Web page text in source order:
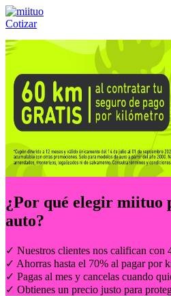
Cotizar
Llámanos al:(55) 84-21-05-00 ó
¿Por qué elegir miituo
auto?
✓ Nuestros clientes nos califican con
✓ Ahorras hasta el 70% al pagar por
✓ Pagas al mes y cancelas cuando
✓ Obtienes un precio justo para